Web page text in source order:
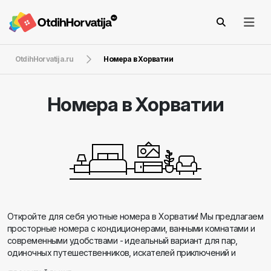
OtdihHorvatija.ru Номера в Хорватии
Номера в Хорватии
Откройте для себя уютные номера в Хорватии! Мы предлагаем
просторные номера с кондиционерами, ванными комнатами и
современными удобствами - идеальный вариант для пар,
одиночных путешественников, искателей приключений и